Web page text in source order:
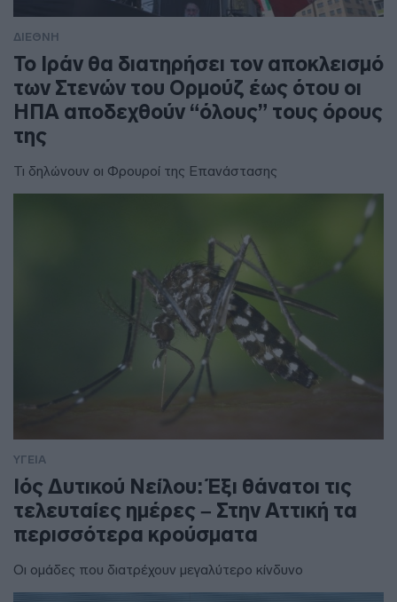
ΔΙΕΘΝΗ
To Ιράν θα διατηρήσει τον αποκλεισμό
των Στενών του Ορμούζ έως ότου οι
ΗΠΑ αποδεχθούν “όλους” τους όρους
της
Τι δηλώνουν οι Φρουροί της Επανάστασης
ΥΓΕΙΑ
Ιός Δυτικού Νείλου: Έξι θάνατοι τις
τελευταίες ημέρες – Στην Αττική τα
περισσότερα κρούσματα
Οι ομάδες που διατρέχουν μεγαλύτερο κίνδυνο